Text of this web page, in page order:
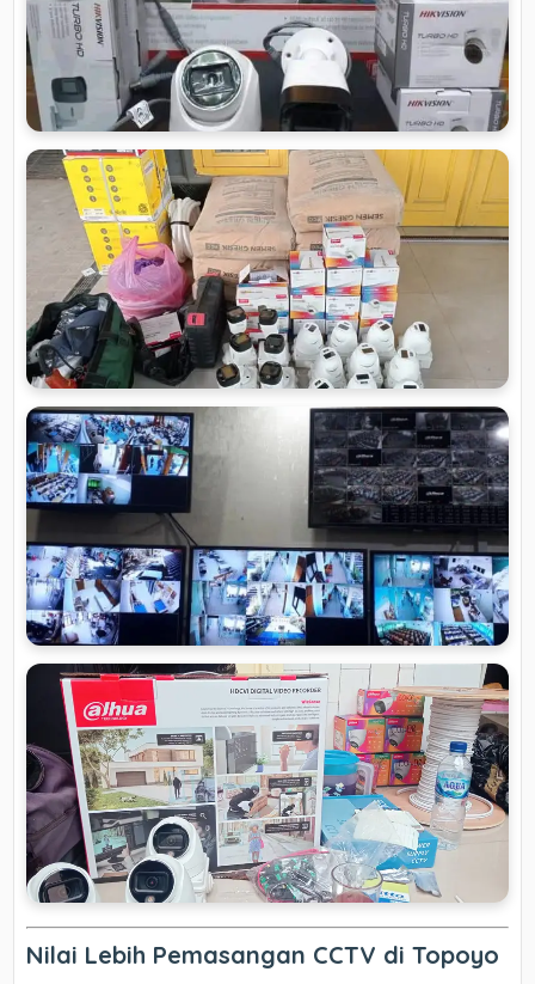
Nilai Lebih Pemasangan CCTV di Topoyo